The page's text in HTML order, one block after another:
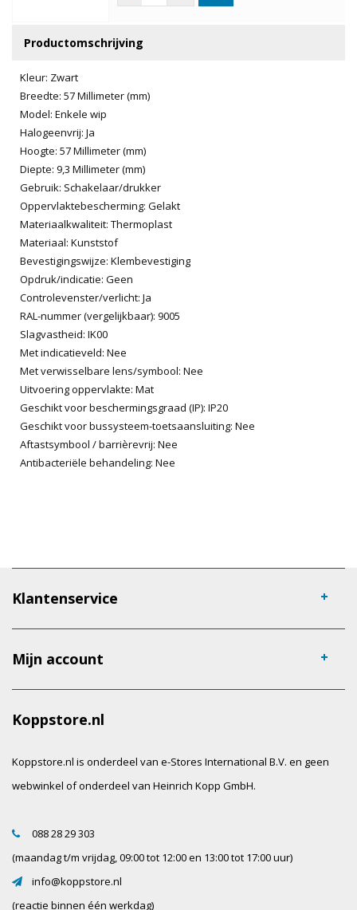
Productomschrijving
Kleur: Zwart
Breedte: 57 Millimeter (mm)
Model: Enkele wip
Halogeenvrij: Ja
Hoogte: 57 Millimeter (mm)
Diepte: 9,3 Millimeter (mm)
Gebruik: Schakelaar/drukker
Oppervlaktebescherming: Gelakt
Materiaalkwaliteit: Thermoplast
Materiaal: Kunststof
Bevestigingswijze: Klembevestiging
Opdruk/indicatie: Geen
Controlevenster/verlicht: Ja
RAL-nummer (vergelijkbaar): 9005
Slagvastheid: IK00
Met indicatieveld: Nee
Met verwisselbare lens/symbool: Nee
Uitvoering oppervlakte: Mat
Geschikt voor beschermingsgraad (IP): IP20
Geschikt voor bussysteem-toetsaansluiting: Nee
Aftastsymbool / barrièrevrij: Nee
Antibacteriële behandeling: Nee
Klantenservice
Mijn account
Koppstore.nl
Koppstore.nl is onderdeel van e-Stores International B.V. en geen
webwinkel of onderdeel van Heinrich Kopp GmbH.
088 28 29 303
(maandag t/m vrijdag, 09:00 tot 12:00 en 13:00 tot 17:00 uur)
info@koppstore.nl
(reactie binnen één werkdag)